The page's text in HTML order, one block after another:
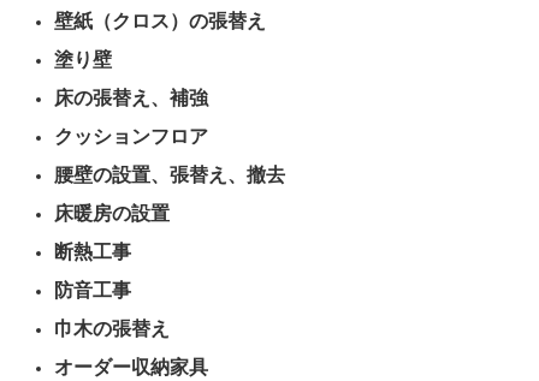
よくあるご質問
壁紙（クロス）の張替え
塗り壁
床の張替え、補強
クッションフロア
腰壁の設置、張替え、撤去
床暖房の設置
断熱工事
防音工事
巾木の張替え
オーダー収納家具